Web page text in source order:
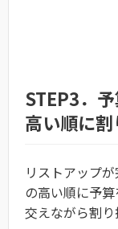
STEP3．
高い順に割
リストアップ
の高い順に予
交えながら割り